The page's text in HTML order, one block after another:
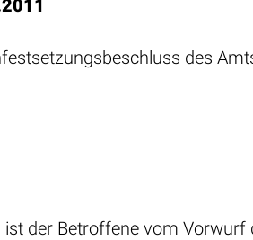
des
der Betroffene vom